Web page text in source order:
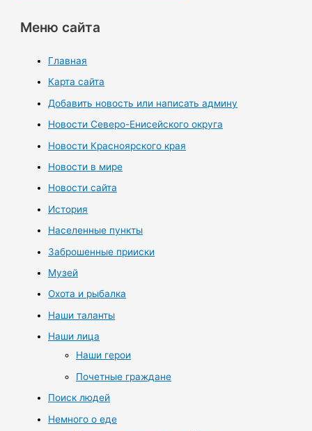
Меню сайта
Главная
Карта сайта
Добавить новость или написать админу
Новости Северо-Енисейского округа
Новости Красноярского края
Новости в мире
Новости сайта
История
Населенные пункты
Заброшенные прииски
Музей
Охота и рыбалка
Наши таланты
Наши лица
Наши герои
Почетные граждане
Поиск людей
Немного о еде